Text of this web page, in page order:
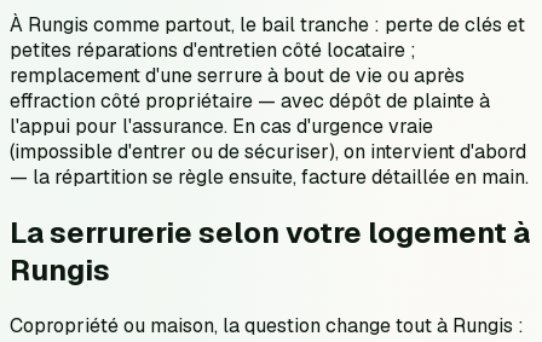
À Rungis comme partout, le bail tranche : perte de clés et
petites réparations d'entretien côté locataire ;
remplacement d'une serrure à bout de vie ou après
effraction côté propriétaire — avec dépôt de plainte à
l'appui pour l'assurance. En cas d'urgence vraie
(impossible d'entrer ou de sécuriser), on intervient d'abord
— la répartition se règle ensuite, facture détaillée en main.
La serrurerie selon votre logement à
Rungis
Copropriété ou maison, la question change tout à Rungis :